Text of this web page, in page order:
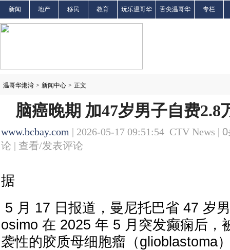
新闻 地产 移民 教育 玩乐温哥华 舌尖温哥华 专栏
温哥华港湾 > 新闻中心 > 正文
脑癌晚期 加47岁男子自费2.8
www.bcbay.com | 2026-05-17 09:51:54 CTV News | 0
论 | 查看/发表评论
据
5 月 17 日报道，曼尼托巴省 47 岁
osimo 在 2025 年 5 月突发癫痫后，
袭性的胶质母细胞瘤（glioblastoma